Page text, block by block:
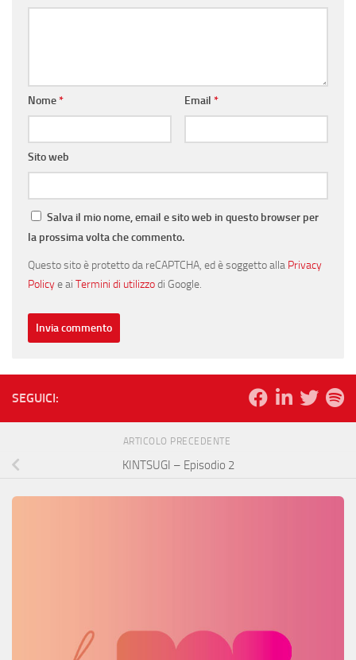
Nome* Email *
Sito web
Salva il mio nome, email e sito web in questo browser per
la prossima volta che commento.
Questo sito è protetto da reCAPTCHA, ed è soggetto alla Privacy
Policye ai Termini di utilizzodi Google.
SEGUICI:
ARTICOLO PRECEDENTE
KINTSUGI – Episodio 2